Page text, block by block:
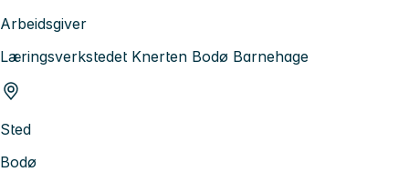
Arbeidsgiver
Læringsverkstedet Knerten Bodø Barnehage
Sted
Bodø